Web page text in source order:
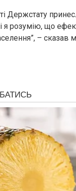
Держстату
я розумію, що
– сказав